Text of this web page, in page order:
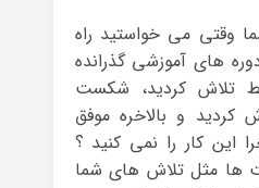
وقتی می خواستید راه
های آموزشی گذرانده
تلاش کردید، شکست
کردید و بالاخره موفق
این کار را نمی کنید ؟
ها مثل تلاش های شما